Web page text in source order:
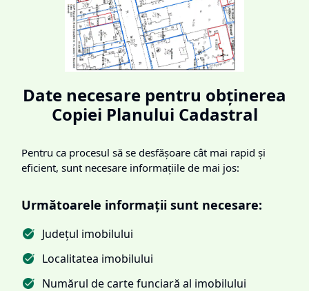
Date necesare pentru obținerea
Copiei Planului Cadastral
Pentru ca procesul să se desfășoare cât mai rapid și
eficient, sunt necesare informațiile de mai jos:
Următoarele informații sunt necesare:
Județul imobilului
Localitatea imobilului
Numărul de carte funciară al imobilului